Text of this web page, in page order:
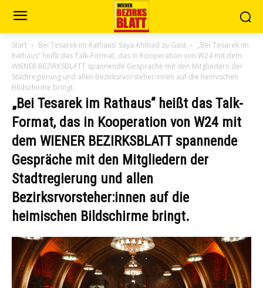
Start Bei Tesarek im Rathaus: Saya Ahmad zu Gast
„Bei Tesarek im
Rathaus“ heißt das Talk-Format, das in Kooperation von W24 mit dem
WIENER BEZIRKSBLATT spannende Gespräche mit den Mitgliedern der
Stadtregierung und allen Bezirksrvorsteher:innen auf die heimischen
Bildschirme bringt.
„Bei Tesarek im Rathaus“ heißt das Talk-
Format, das in Kooperation von W24 mit
dem WIENER BEZIRKSBLATT spannende
Gespräche mit den Mitgliedern der
Stadtregierung und allen
Bezirksrvorsteher:innen auf die
heimischen Bildschirme bringt.